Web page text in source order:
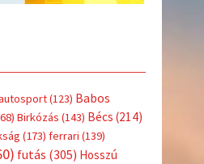
(123) Babos
Birkózás (143) Bécs (214)
(173) ferrari (139)
futás (305) Hosszú